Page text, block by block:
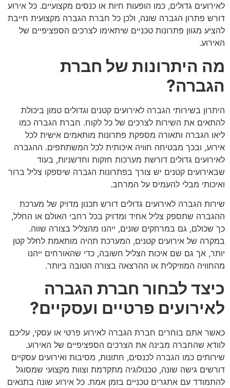
לאירועים גדולים, כמו הופעות חיות או כנסים מקצועיים. כל אירוע
דורש פתרון הגברה שונה, ולכן כל חברת הגברה מקצועית חייבת
להציע מגוון פתרונות טכניים שיתאימו לצרכים הספציפיים של
האירוע.
מה היתרונות של חברת
הגברה?
היתרון בשירותי הגברה לאירועים קטנים וגדולים טמון ביכולת
להתאים את השירות לצרכים של כל לקוח. חברת הגברה כמו
ליאו הגברה ותאורה מספקת פתרונות מותאמים אישית לכל
אירוע, ובכך מבטיחה חוויה איכותית לכל המשתתפים. ההגברה
לאירועים גדולים דורשת מערכות חזקות וחדשניות, בעוד
שבאירועים קטנים יש צורך בפתרונות הגברה שיספקו צליל ברור
ואיכותי מבלי להעמיס על המרחב.
שירות הגברה לאירועים גדולים דורש תכנון מדויק של מערכת
ההגברה שתספק צליל אחיד ומדויק בכל רחבי האולם או החלל,
כך שכולם, גם במרחקים שונים, ייהנו מהצליל בצורה שווה.
במקרה של אירועים קטנים, המערכת תהיה מותאמת לחלל קטן
יותר, אך גם שם איכות הצליל חשובה, כדי שהאורחים ייהנו
מהחוויה המוזיקלית או ההרצאה בצורה הטובה ביותר.
כיצד לבחור חברת הגברה
לאירועים פרטיים ועסקיים?
כאשר אתם בוחרים חברת הגברה לאירוע פרטי או עסקי, עליכם
לוודא שהחברה מבינה את הצרכים הספציפיים של האירוע.
שירותים כמו הגברה לכנסים, חתונות, מסיבות ואירועים עסקיים
דורשים גישה שונה, טכנולוגיה מתקדמת וצוות מקצועי שמסוגל
להתמודד עם אתגרים טכניים בזמן אמת. כל אירוע שונה בתנאים